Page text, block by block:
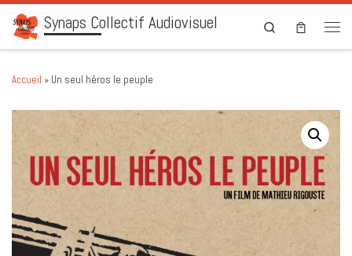
Skip to content
Synaps Collectif Audiovisuel
Search
Accueil » Un seul héros le peuple